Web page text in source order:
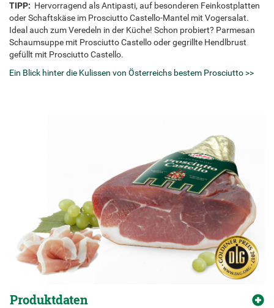
TIPP: Hervorragend als Antipasti, auf besonderen Feinkostplatten
oder Schaftskäse im Prosciutto Castello-Mantel mit Vogersalat.
Ideal auch zum Veredeln in der Küche! Schon probiert? Parmesan
Schaumsuppe mit Prosciutto Castello oder gegrillte Hendlbrust
gefüllt mit Prosciutto Castello.
Ein Blick hinter die Kulissen von Österreichs bestem Prosciutto >>
Produktdaten